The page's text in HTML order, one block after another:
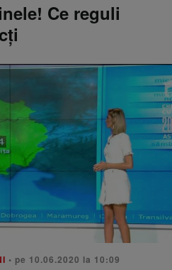
Ce reguli
• pe 10.06.2020 la 10:09